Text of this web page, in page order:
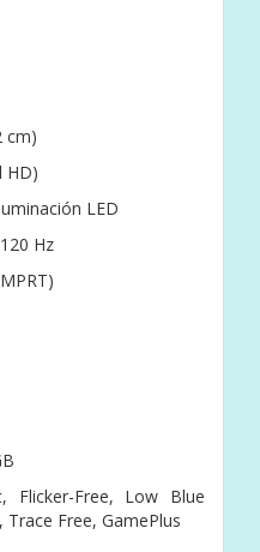
cm)
HD)
LED
Hz
Flicker-Free, Low Blue
Trace Free, GamePlus